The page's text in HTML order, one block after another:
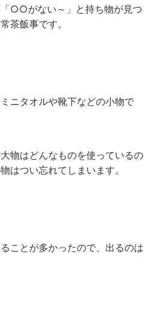
○○がない～」と持ち物が見つ
茶飯事です。
ニタオルや靴下などの小物で
物はどんなものを使っているの
はつい忘れてしまいます。
ことが多かったので、出るのは